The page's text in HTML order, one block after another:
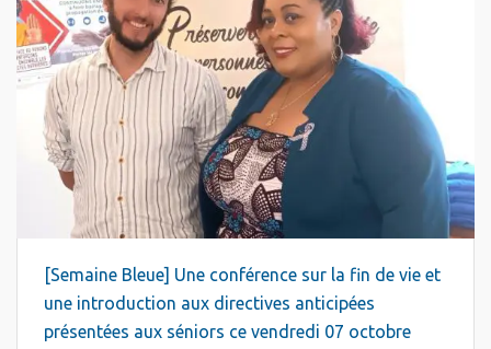
[Semaine Bleue] Une conférence sur la fin de vie et
une introduction aux directives anticipées
présentées aux séniors ce vendredi 07 octobre